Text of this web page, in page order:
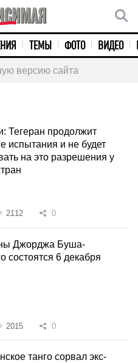
ТЕМЫ ФОТО ВИДЕО
версию сайта
Тегеран продолжит
испытания и не будет
на это разрешения у
2112 0
Джорджа Буша-
состоятся 6 декабря
2015 0
танго сорвал экс-